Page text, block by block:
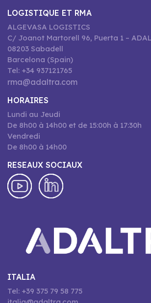
LOGISTIQUE ET RMA
ALGEVASA LOGISTICS
C/ Joanot Martorell 96, Puerta 1 –
08203 Sabadell
Barcelona (Spain)
Tel: +34 937121765
rma@adaltra.com
HORAIRES
Lundi au Jeudi
De 8h00 à 14h00 et de 15:00h à 17:30h
Vendredi
De 8h00 à 14h00
RESEAUX SOCIAUX
ITALIA
Tel: +39 375 79 58 775